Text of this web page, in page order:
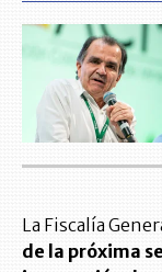
La Fiscalía
de la próxima